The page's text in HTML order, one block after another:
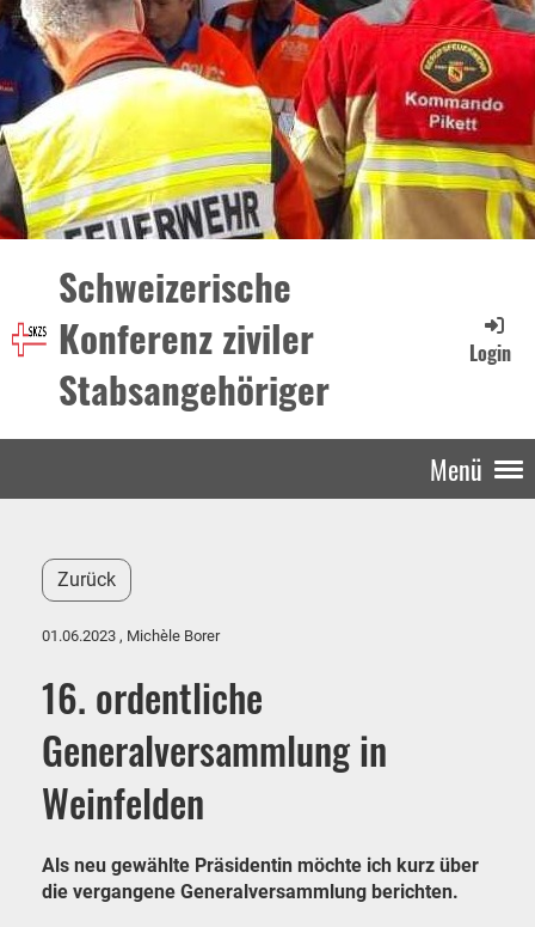
Schweizerische
Konferenz ziviler
Stabsangehöriger
Login
Menü
Zurück
01.06.2023 , Michèle Borer
16. ordentliche
Generalversammlung in
Weinfelden
Als neu gewählte Präsidentin möchte ich kurz über
die vergangene Generalversammlung berichten.